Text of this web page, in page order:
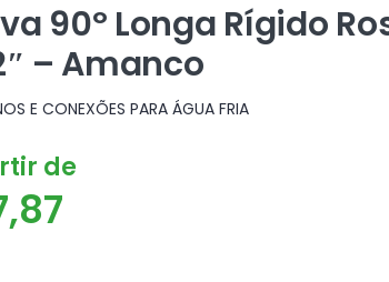
90º Longa Rígido
– Amanco
E CONEXÕES PARA ÁGUA FRIA
de